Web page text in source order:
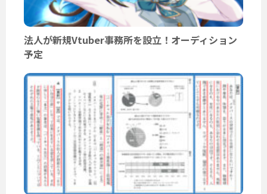
法人が新規Vtuber事務所を設立！オーディション
予定